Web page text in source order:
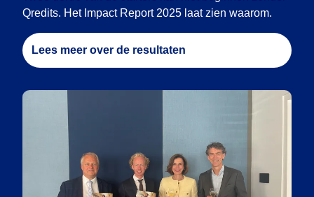
Qredits. Het Impact Report 2025 laat zien waarom.
Lees meer over de resultaten